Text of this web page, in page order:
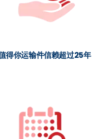
得你运输件信赖超过25年